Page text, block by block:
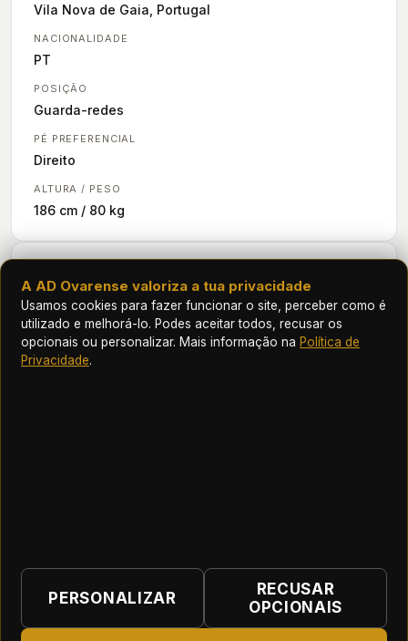
Vila Nova de Gaia, Portugal
NACIONALIDADE
PT
POSIÇÃO
Guarda-redes
PÉ PREFERENCIAL
Direito
ALTURA / PESO
186 cm / 80 kg
Futebol
ÉPOCA EQUIPA J G AST
ASSOCIAÇÃO DESPORTIVA OVARENSE
Termos e Condições|
Política de Privacidade|Preferências de cookies
A AD Ovarense valoriza a tua privacidade
Usamos cookies para fazer funcionar o site, perceber como é
utilizado e melhorá-lo. Podes aceitar todos, recusar os
opcionais ou personalizar. Mais informação na Política de
Privacidade.
PERSONALIZAR
RECUSAR
OPCIONAIS